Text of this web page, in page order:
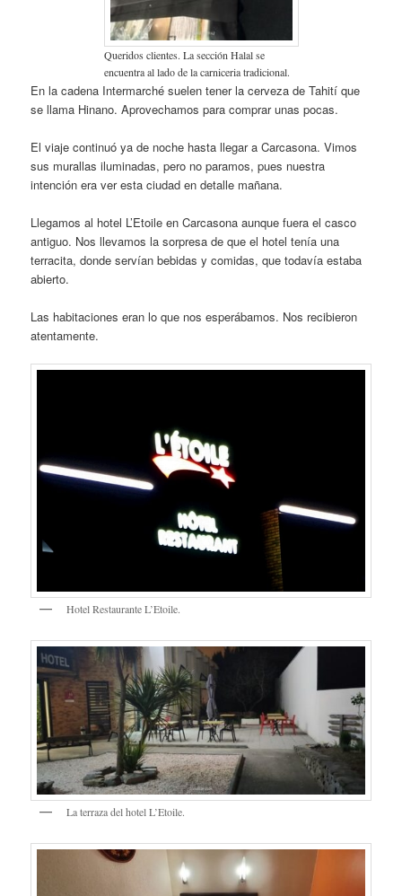
Queridos clientes. La sección Halal se
encuentra al lado de la carniceria tradicional.
En la cadena Intermarché suelen tener la cerveza de Tahití que
se llama Hinano. Aprovechamos para comprar unas pocas.
El viaje continuó ya de noche hasta llegar a Carcasona. Vimos
sus murallas iluminadas, pero no paramos, pues nuestra
intención era ver esta ciudad en detalle mañana.
Llegamos al hotel L’Etoile en Carcasona aunque fuera el casco
antiguo. Nos llevamos la sorpresa de que el hotel tenía una
terracita, donde servían bebidas y comidas, que todavía estaba
abierto.
Las habitaciones eran lo que nos esperábamos. Nos recibieron
atentamente.
Hotel Restaurante L’Etoile.
La terraza del hotel L’Etoile.